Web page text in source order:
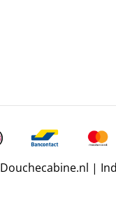
Douchecabine.nl |